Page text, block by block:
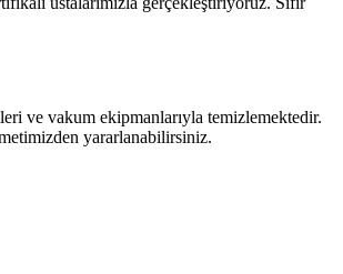
ve vakum ekipmanlarıyla temizlemektedir.
yararlanabilirsiniz.